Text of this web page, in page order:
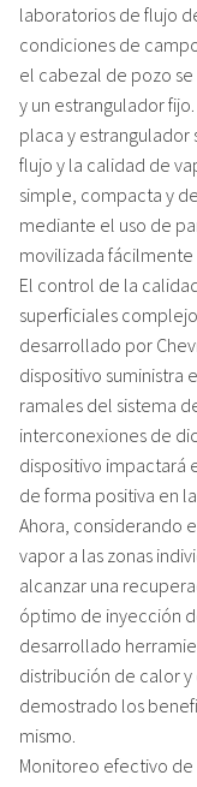
laboratorios de flujo
condiciones de
el cabezal de pozo
y un estrangulador
placa y
flujo y la calidad de
simple, compacta y
mediante el uso de
movilizada fácilmente
El control de la
superficiales
desarrollado por
dispositivo suministra
ramales del sistema
interconexiones de
dispositivo impactará
de forma positiva en
Ahora, considerando
vapor a las zonas
alcanzar una
óptimo de inyección
desarrollado
distribución de calor
demostrado los
mismo.
Monitoreo efectivo